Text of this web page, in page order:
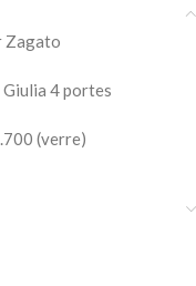
Zagato
4 portes
(verre)